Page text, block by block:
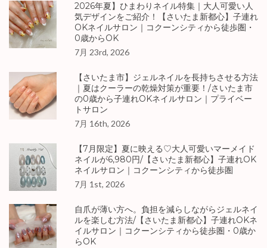
2026年夏】ひまわりネイル特集｜大人可愛い人
気デザインをご紹介！【さいたま新都心】子連れ
OKネイルサロン｜コクーンシティから徒歩圏・
0歳からOK
7月 23rd, 2026
【さいたま市】ジェルネイルを長持ちさせる方法
｜夏はクーラーの乾燥対策が重要！/さいたま市
の0歳から子連れOKネイルサロン｜プライベー
トサロン
7月 16th, 2026
【7月限定】夏に映える♡大人可愛いマーメイド
ネイルが6,980円/【さいたま新都心】子連れOK
ネイルサロン｜コクーンシティから徒歩圏
7月 1st, 2026
自爪が薄い方へ。負担を減らしながらジェルネイ
ルを楽しむ方法/【さいたま新都心】子連れOKネ
イルサロン｜コクーンシティから徒歩圏・0歳か
らOK